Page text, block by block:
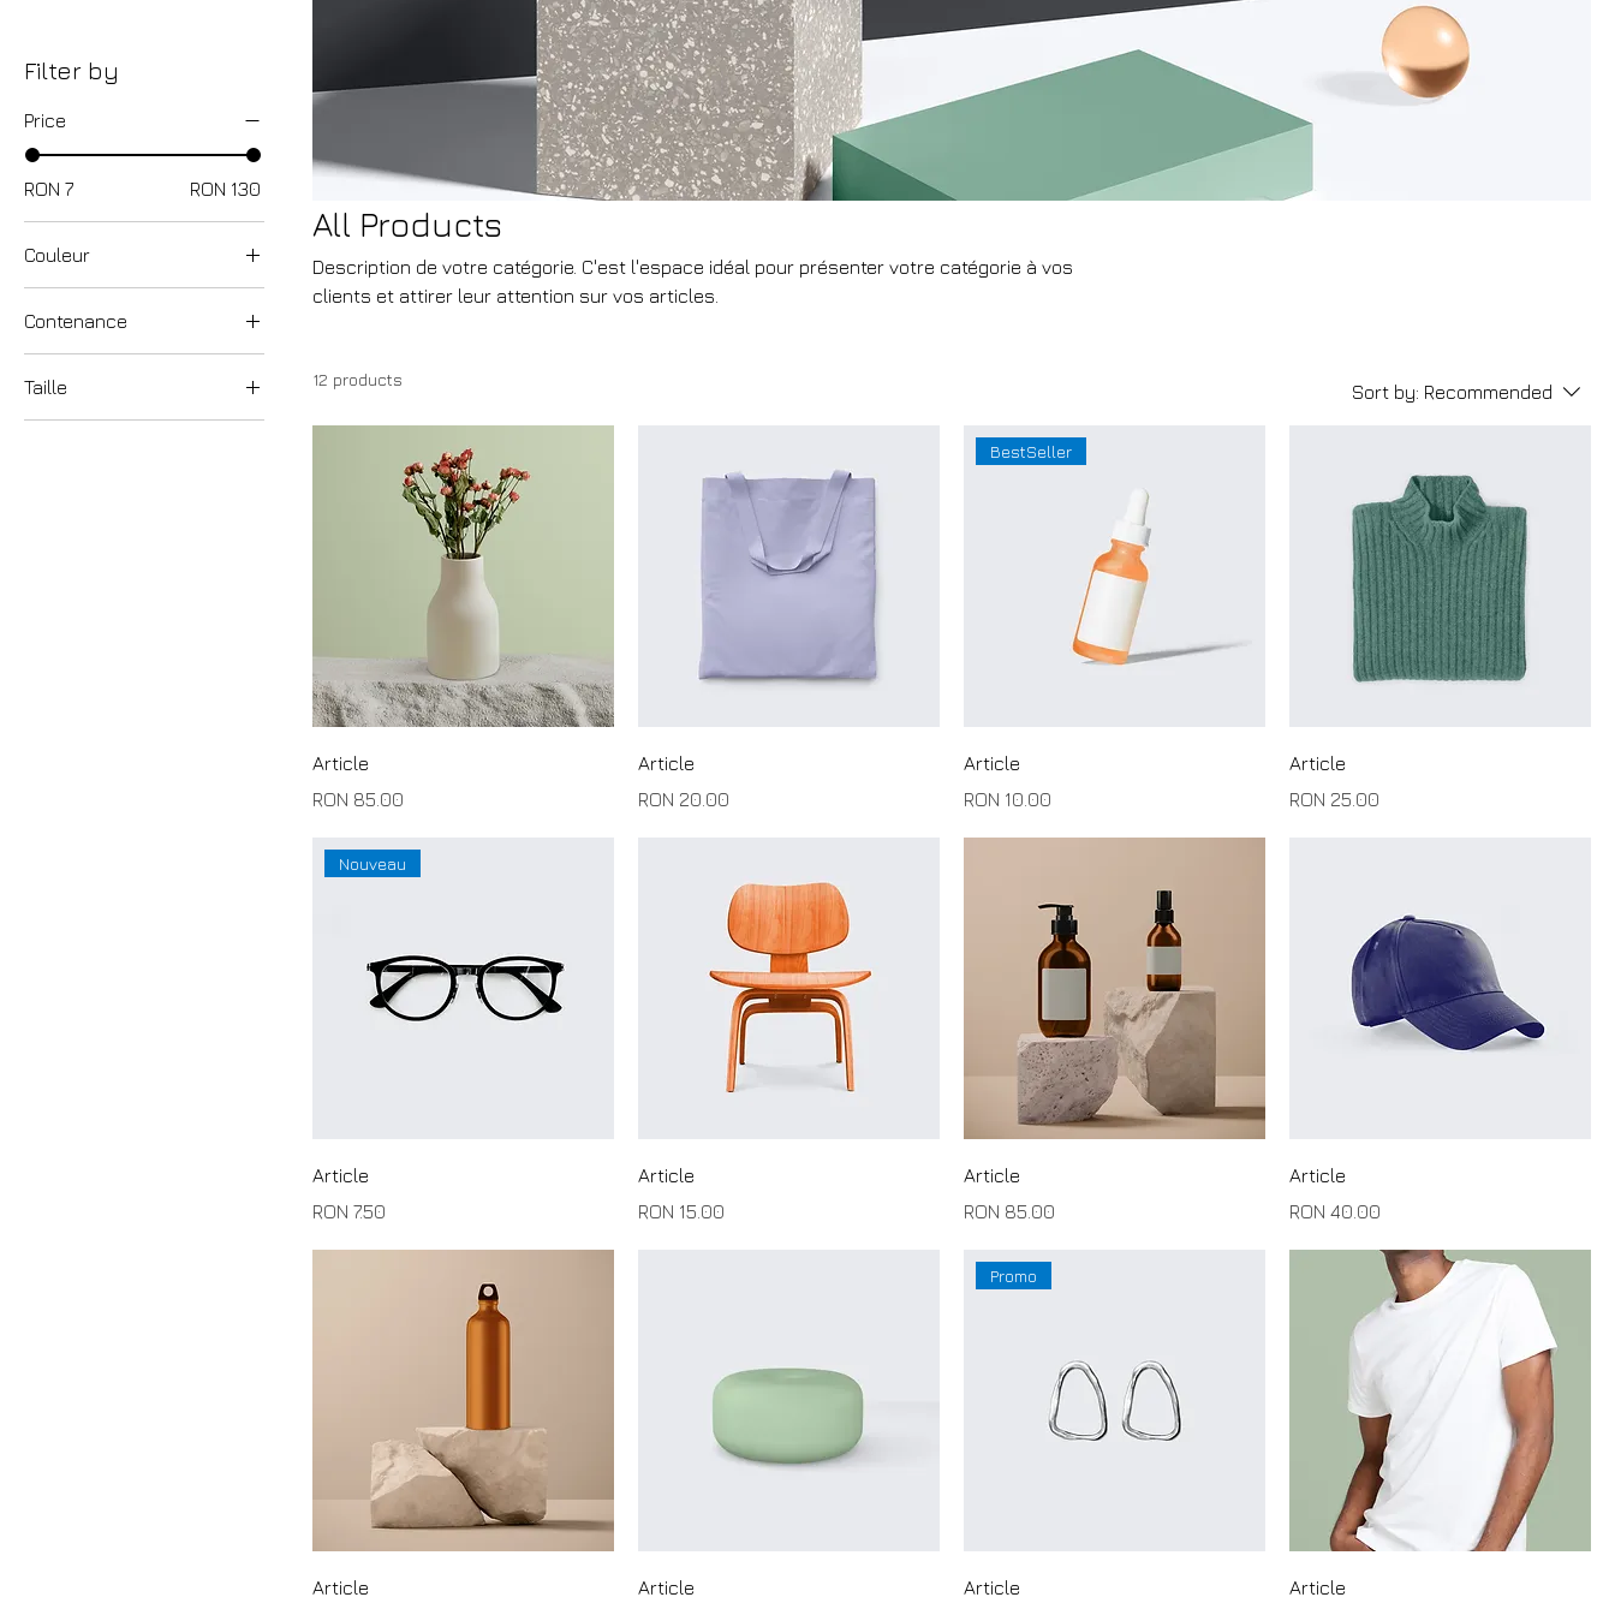
Filter by
Price
RON 7 RON 130
Couleur
Contenance
500 ml
Taille
All Products
Description de votre catégorie. C'est l'espace idéal pour présenter votre catégorie à vos
clients et attirer leur attention sur vos articles.
12 products
Sort by: Recommended
Article
Price
RON 85.00
Article
Price
RON 20.00
BestSeller
Article
Price
RON 10.00
Article
Price
RON 25.00
Nouveau
Article
Price
RON 7.50
Article
Price
RON 15.00
Article
Price
RON 85.00
Article
Price
RON 40.00
Article
Article
Promo
Article
Article